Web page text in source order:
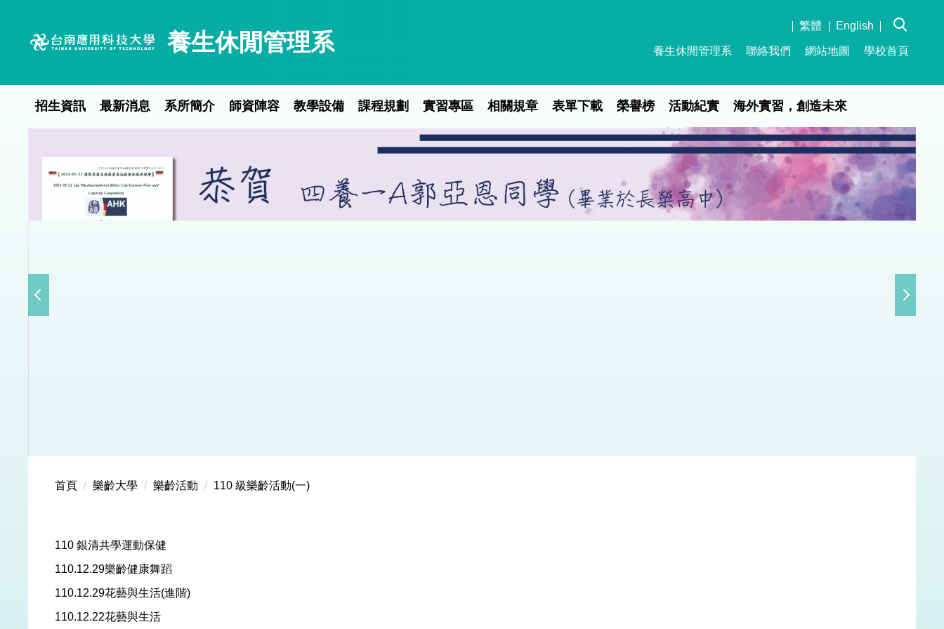
養生休閒管理系
繁體 English
招生資訊 最新消息 系所簡介 師資陣容 教學設備 課程規劃 實習專區 相關規章 表單下載 榮譽榜 活動紀實 海外實習，創造未來
養生休閒管理系 聯絡我們 網站地圖 學校首頁
首頁 樂齡大學 樂齡活動 110 級樂齡活動(一)
110 銀清共學運動保健
110.12.29樂齡健康舞蹈
110.12.29花藝與生活(進階)
110.12.22花藝與生活